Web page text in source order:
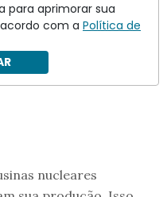
nucleares
para aprimorar sua
com a Política de